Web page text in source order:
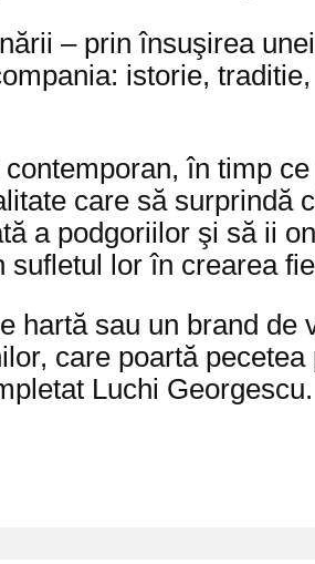
– prin însuşirea
istorie,
în timp
care să surprindă
a podgoriilor şi să ii
lor în crearea
hartă sau un brand de
care poartă
Luchi Georgescu.